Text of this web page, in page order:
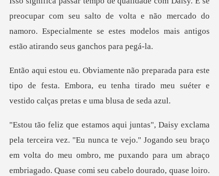
com seu salto de volta e não mercado do
namoro. Especialmente se es
ste
tipo de festa. Embora, eu tenha tirado meu suéte
vejo." Jogando seu braço
em volta do meu ombro, me puxando para um abraço
embriagado. Qua